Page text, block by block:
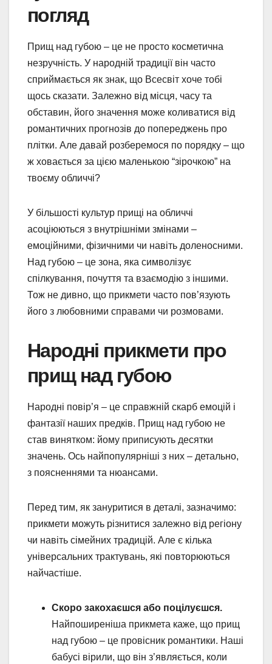
погляд
Прищ над губою – це не просто косметична
незручність. У народній традиції він часто
сприймається як знак, що Всесвіт хоче тобі
щось сказати. Залежно від місця, часу та
обставин, його значення може коливатися від
романтичних прогнозів до попереджень про
плітки. Але давай розберемося по порядку – що
ж ховається за цією маленькою “зірочкою” на
твоєму обличчі?
У більшості культур прищі на обличчі
асоціюються з внутрішніми змінами –
емоційними, фізичними чи навіть доленосними.
Над губою – це зона, яка символізує
спілкування, почуття та взаємодію з іншими.
Тож не дивно, що прикмети часто пов’язують
його з любовними справами чи розмовами.
Народні прикмети про
прищ над губою
Народні повір’я – це справжній скарб емоцій і
фантазії наших предків. Прищ над губою не
став винятком: йому приписують десятки
значень. Ось найпопулярніші з них – детально,
з поясненнями та нюансами.
Перед тим, як зануритися в деталі, зазначимо:
прикмети можуть різнитися залежно від регіону
чи навіть сімейних традицій. Але є кілька
універсальних трактувань, які повторюються
найчастіше.
Скоро закохаєшся або поцілуєшся.
Найпоширеніша прикмета каже, що прищ
над губою – це провісник романтики. Наші
бабусі вірили, що він з’являється, коли